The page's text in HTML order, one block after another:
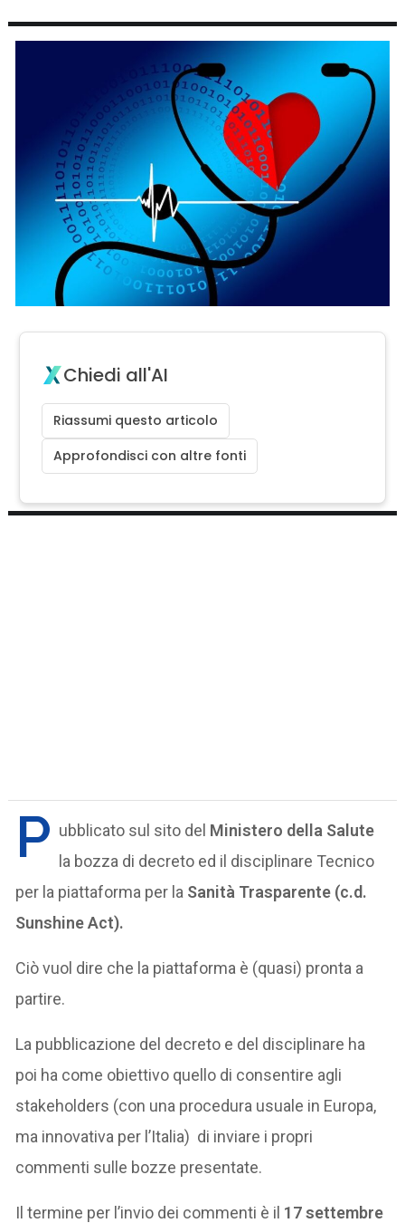
Chiedi all'AI
Riassumi questo articolo
Approfondisci con altre fonti
P ubblicato sul sito del Ministero della Salute
la bozza di decreto ed il disciplinare Tecnico
per la piattaforma per la Sanità Trasparente (c.d.
Sunshine Act).
Ciò vuol dire che la piattaforma è (quasi) pronta a
partire.
La pubblicazione del decreto e del disciplinare ha
poi ha come obiettivo quello di consentire agli
stakeholders (con una procedura usuale in Europa,
ma innovativa per l’Italia) di inviare i propri
commenti sulle bozze presentate.
Il termine per l’invio dei commenti è il 17 settembre